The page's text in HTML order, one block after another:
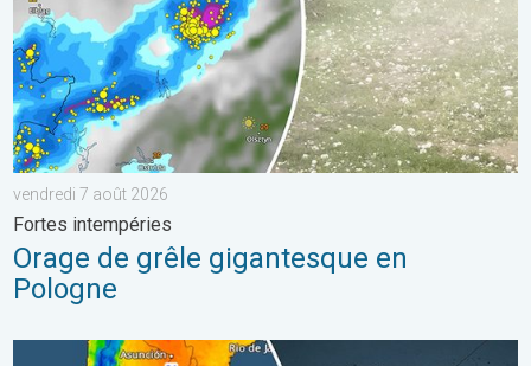
vendredi 7 août 2026
Fortes intempéries
Orage de grêle gigantesque en
Pologne
L'hiver bat son plein en Amérique latine. Neige dans les